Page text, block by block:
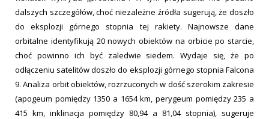
dalszych szczegółów, choć niezależne źródła sugerują, że doszło
do eksplozji górnego stopnia tej rakiety. Najnowsze dane
orbitalne identyfikują 20 nowych obiektów na orbicie po starcie,
choć powinno ich być zaledwie siedem. Wydaje się, że po
odłączeniu satelitów doszło do eksplozji górnego stopnia Falcona
9. Analiza orbit obiektów, rozrzuconych w dość szerokim zakresie
(apogeum pomiędzy 1350 a 1654 km, perygeum pomiędzy 235 a
415 km, inklinacja pomiędzy 80,94 a 81,04 stopnia), sugeruje